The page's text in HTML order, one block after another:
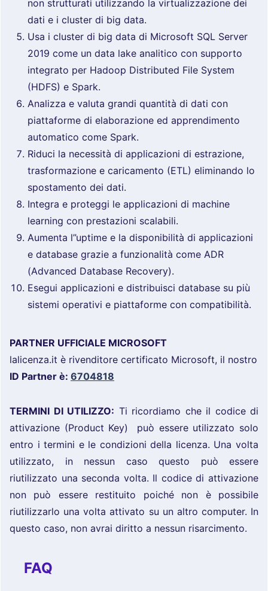
non strutturati utilizzando la virtualizzazione dei
dati e i cluster di big data.
Usa i cluster di big data di Microsoft SQL Server
2019 come un data lake analitico con supporto
integrato per Hadoop Distributed File System
(HDFS) e Spark.
Analizza e valuta grandi quantità di dati con
piattaforme di elaborazione ed apprendimento
automatico come Spark.
Riduci la necessità di applicazioni di estrazione,
trasformazione e caricamento (ETL) eliminando lo
spostamento dei dati.
Integra e proteggi le applicazioni di machine
learning con prestazioni scalabili.
Aumenta l”uptime e la disponibilità di applicazioni
e database grazie a funzionalità come ADR
(Advanced Database Recovery).
Esegui applicazioni e distribuisci database su più
sistemi operativi e piattaforme con compatibilità.
PARTNER UFFICIALE MICROSOFT
lalicenza.it è rivenditore certificato Microsoft, il nostro
ID Partner è: 6704818
TERMINI DI UTILIZZO: Ti ricordiamo che il codice di
attivazione (Product Key) può essere utilizzato solo
entro i termini e le condizioni della licenza. Una volta
utilizzato, in nessun caso questo può essere
riutilizzato una seconda volta. Il codice di attivazione
non può essere restituito poiché non è possibile
riutilizzarlo una volta attivato su un altro computer. In
questo caso, non avrai diritto a nessun risarcimento.
FAQ